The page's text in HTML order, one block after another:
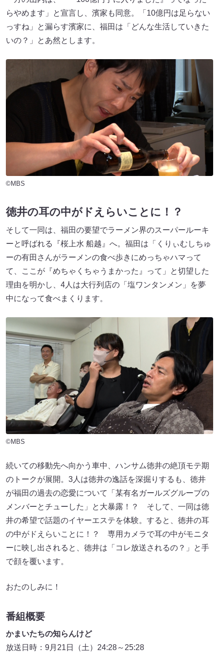
らやめます」と宣言し、濱家も同意。「10億円は足らない
っすね」と漏らす濱家に、福田は「どんな生活していきた
いの？」とあ然とします。
©MBS
徳井の耳の中がドえらいことに！？
そして一同は、福田の要望でラーメン界のスーパールーキ
ーと呼ばれる『桜上水 船越』へ。福田は「くりぃむしちゅ
ーの有田さんがラーメンの食べ歩きにめっちゃハマって
て、ここが『めちゃくちゃうまかった』って」と切望した
理由を明かし、4人は大行列店の「塩ワンタンメン」を夢
中になって食べまくります。
©MBS
続いての移動先へ向かう車中、ハンサム徳井の絶頂モテ期
のトークが展開。3人は徳井の逸話を深掘りするも、徳井
が福田の過去の恋愛について「某有名ガールズグループの
メンバーとチューした」と大暴露！？ そして、一同は徳
井の希望で話題のイヤーエステを体験。すると、徳井の耳
の中がドえらいことに！？ 専用カメラで耳の中がモニタ
ーに映し出されると、徳井は「コレ放送されるの？」と手
で顔を覆います。
おたのしみに！
番組概要
かまいたちの知らんけど
放送日時：9月21日（土）24:28～25:28